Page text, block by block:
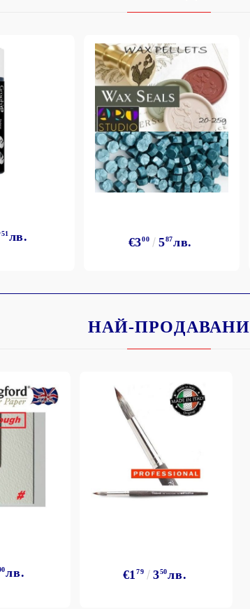
Моят профил
Регистрация
51лв. €300 587лв.
НАЙ-ПРОДАВАНИ
лв. €179 350лв.